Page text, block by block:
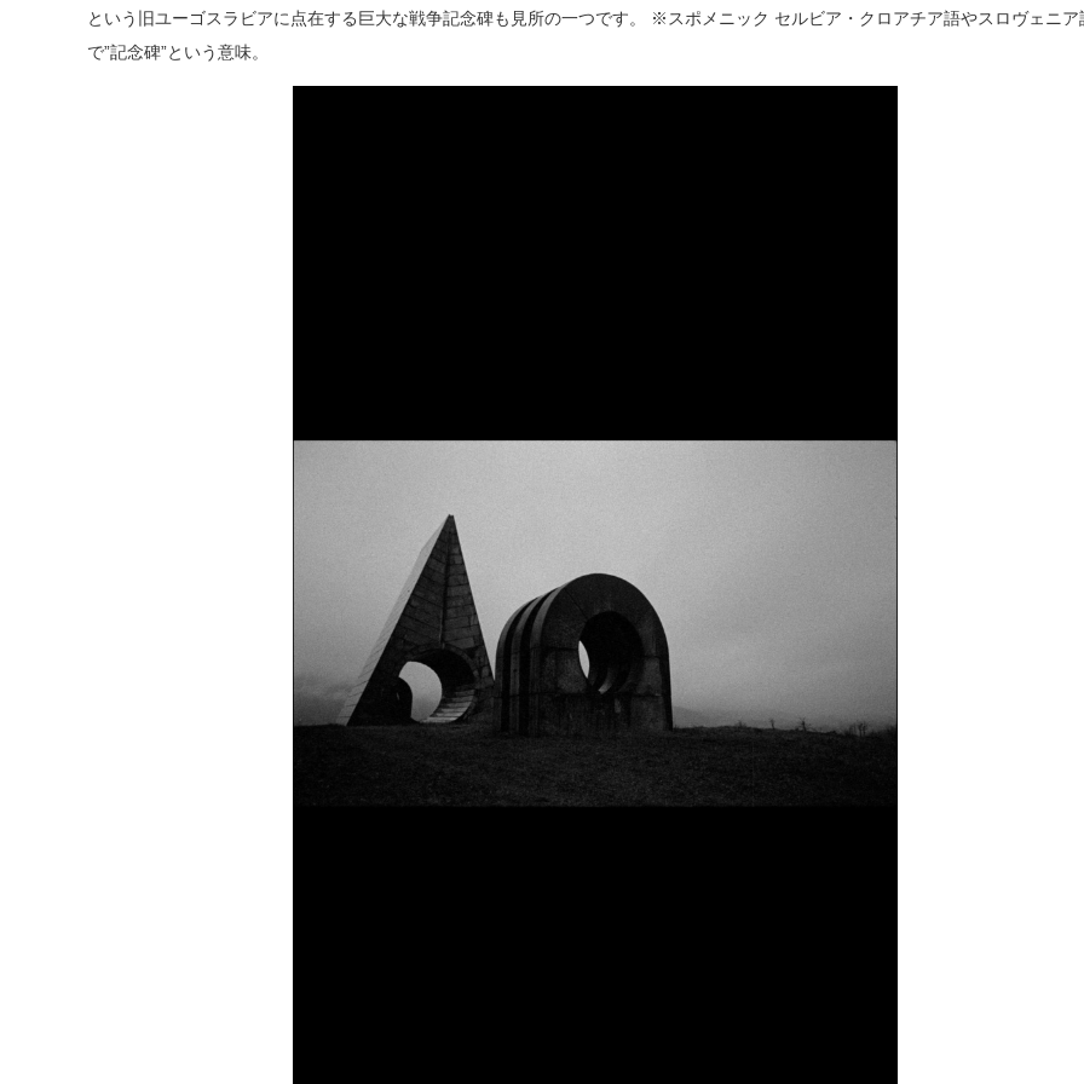
という旧ユーゴスラビアに点在する巨大な戦争記念碑も見所の一つです。 ※スポメニック セルビア・クロアチア語やスロヴェニア
で”記念碑”という意味。